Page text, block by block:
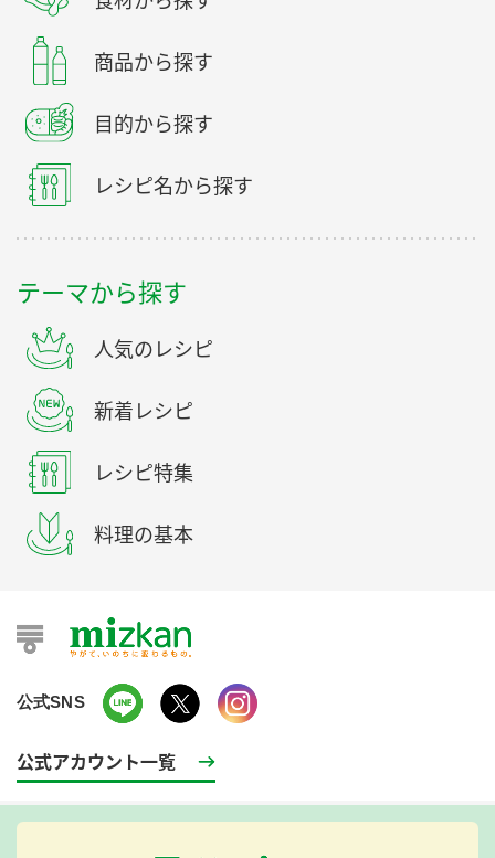
商品から探す
目的から探す
レシピ名から探す
テーマから探す
人気のレシピ
新着レシピ
レシピ特集
料理の基本
公式SNS
公式アカウント一覧